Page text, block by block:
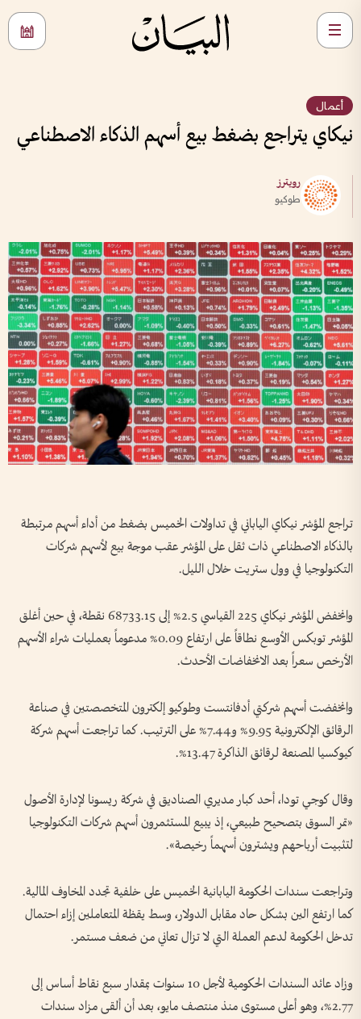
أعمال
نيكاي يتراجع بضغط بيع أسهم الذكاء الاصطناعي
رويترز
طوكيو
تراجع المؤشر نيكاي الياباني في تداولات الخميس بضغط ​من أداء أسهم مرتبطة
بالذكاء الاصطناعي ذات ثقل على ‌المؤشر عقب ​موجة بيع لأسهم شركات
التكنولوجيا في وول ستريت خلال الليل.
وانخفض المؤشر نيكاي 225 القياسي 2.5% إلى 68733.15 نقطة، في حين أغلق
المؤشر توبكس الأوسع نطاقاً على ارتفاع 0.09% مدعوماً بعمليات شراء الأسهم
الأرخص سعراً بعد الانخفاضات ⁠الأحدث.
وانخفضت أسهم شركتي أدفانتست وطوكيو إلكترون المتخصصتين في صناعة
الرقائق الإلكترونية 9.95% و7.44% على الترتيب. كما تراجعت أسهم شركة
كيوكسيا المصنعة لرقائق الذاكرة 13.47%.
وقال كوجي تودا، أحد ‌كبار مديري الصناديق في شركة ريسونا لإدارة الأصول
«تمر السوق بتصحيح طبيعي، إذ يبيع المستثمرون أسهم شركات التكنولوجيا
لتثبيت أرباحهم ويشترون أسهماً ‌رخيصة».
وتراجعت سندات الحكومة اليابانية الخميس على خلفية ‌تجدد المخاوف المالية.
كما ارتفع الين بشكل حاد مقابل الدولار، ‌وسط يقظة المتعاملين إزاء احتمال
تدخل ‌الحكومة لدعم العملة التي لا تزال تعاني من ضعف مستمر.
وزاد عائد السندات ​الحكومية لأجل 10 ‌سنوات بمقدار سبع ​نقاط أساس إلى
2.77%، وهو ⁠أعلى مستوى منذ منتصف مايو، بعد أن ألقى مزاد سندات